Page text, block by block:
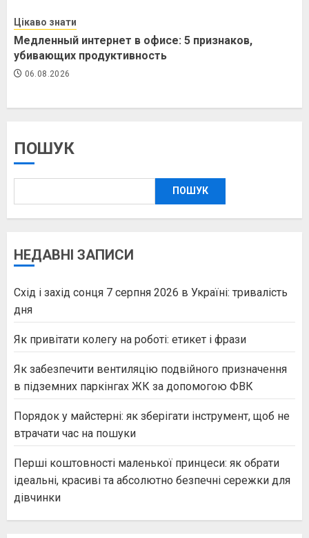
Цікаво знати
Медленный интернет в офисе: 5 признаков,
убивающих продуктивность
06.08.2026
ПОШУК
ПОШУК
НЕДАВНІ ЗАПИСИ
Схід і захід сонця 7 серпня 2026 в Україні: тривалість
дня
Як привітати колегу на роботі: етикет і фрази
Як забезпечити вентиляцію подвійного призначення
в підземних паркінгах ЖК за допомогою ФВК
Порядок у майстерні: як зберігати інструмент, щоб не
втрачати час на пошуки
Перші коштовності маленької принцеси: як обрати
ідеальні, красиві та абсолютно безпечні сережки для
дівчинки